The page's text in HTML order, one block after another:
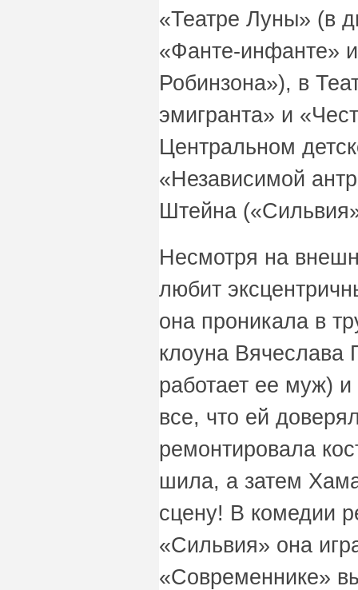
«Театре Луны» (в
«Фанте-инфанте»
Робинзона»), в
эмигранта» и
Центральном
«Независимой
Штейна
Несмотря на
любит
она проникала в
клоуна Вячеслава
работает ее муж)
все, что ей
ремонтировала
шила, а затем
сцену! В комедии
«Сильвия» она
«Современнике»